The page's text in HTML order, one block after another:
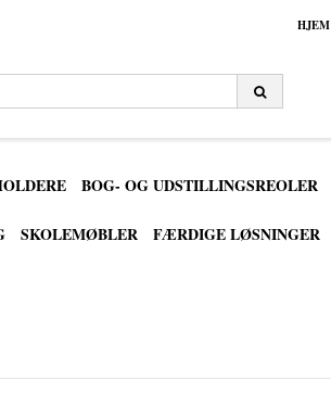
HJEM
BOG- OG UDSTILLINGSREOLER
SKOLEMØBLER FÆRDIGE LØSNINGER